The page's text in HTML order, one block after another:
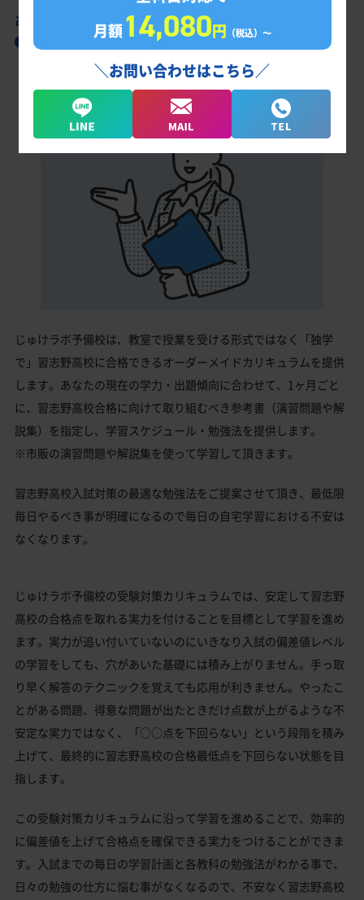
あなただけの学習計画だから成果が出る！
習志野高校合格に向けた受験対策カリキュラ
じゅけラボ予備校は、教室で授業を受ける形式ではなく「独学
で」習志野高校に合格できるオーダーメイドカリキュラムを提供
します。あなたの現在の学力・出題傾向に合わせて、1ヶ月ごと
に、習志野高校合格に向けて取り組むべき参考書（演習問題や解
説集）を指定し、学習スケジュール・勉強法を提供します。
※市販の演習問題や解説集を使って学習して頂きます。
習志野高校入試対策の最適な勉強法をご提案させて頂き、最低限
毎日やるべき事が明確になるので毎日の自宅学習における不安は
なくなります。
じゅけラボ予備校の受験対策カリキュラムでは、安定して習志野
高校の合格点を取れる実力を付けることを目標として学習を進め
ます。実力が追い付いていないのにいきなり入試の偏差値レベル
の学習をしても、穴があいた基礎には積み上がりません。手っ取
り早く解答のテクニックを覚えても応用が利きません。やったこ
とがある問題、得意な問題が出たときだけ点数が上がるような不
安定な実力ではなく、「○○点を下回らない」という段階を積み
上げて、最終的に習志野高校の合格最低点を下回らない状態を目
指します。
この受験対策カリキュラムに沿って学習を進めることで、効率的
に偏差値を上げて合格点を確保できる実力をつけることができま
す。入試までの毎日の学習計画と各教科の勉強法がわかる事で、
日々の勉強の仕方に悩む事がなくなるので、不安なく習志野高校
月額14,080円 （税込）〜
＼お問い合わせはこちら／